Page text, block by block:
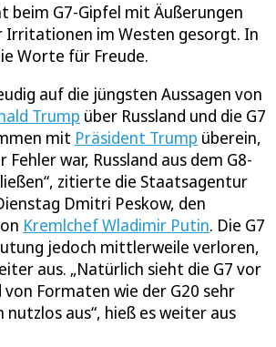
beim G7-Gipfel mit Äußerungen
Irritationen im Westen gesorgt. In
Worte für Freude.
auf die jüngsten Aussagen von
Trump über Russland und die G7
mit Präsident Trump überein,
Fehler war, Russland aus dem G8-
zitierte die Staatsagentur
Dmitri Peskow, den
Kremlchef Wladimir Putin. Die G7
jedoch mittlerweile verloren,
aus. „Natürlich sieht die G7 vor
Formaten wie der G20 sehr
nutzlos aus“, hieß es weiter aus